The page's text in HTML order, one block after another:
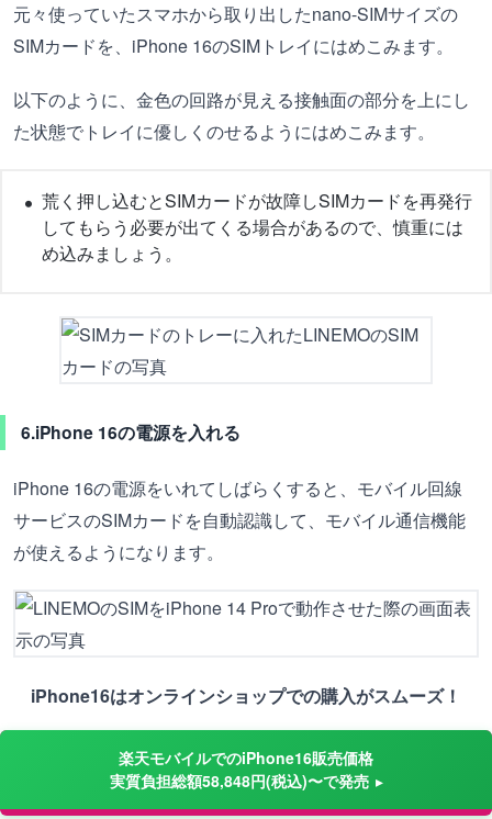
元々使っていたスマホから取り出したnano-SIMサイズの
SIMカードを、iPhone 16のSIMトレイにはめこみます。
以下のように、金色の回路が見える接触面の部分を上にし
た状態でトレイに優しくのせるようにはめこみます。
荒く押し込むとSIMカードが故障しSIMカードを再発行
してもらう必要が出てくる場合があるので、慎重には
め込みましょう。
6.iPhone 16の電源を入れる
iPhone 16の電源をいれてしばらくすると、モバイル回線
サービスのSIMカードを自動認識して、モバイル通信機能
が使えるようになります。
iPhone16はオンラインショップでの購入がスムーズ！
楽天モバイルでのiPhone16販売価格
実質負担総額58,848円(税込)〜で発売